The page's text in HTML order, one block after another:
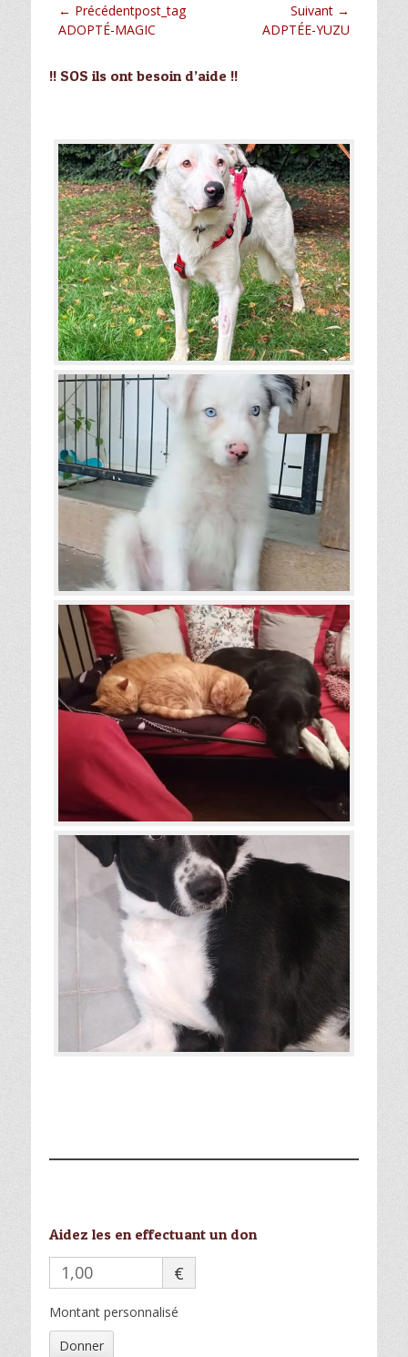
Navigation
de
← Précédentpost_tag
Article
ADOPTÉ-MAGIC
Suivant →
ADPTÉE-YUZU
!! SOS ils ont besoin d’aide !!
Aidez les en effectuant un don
€
Montant personnalisé
Donner